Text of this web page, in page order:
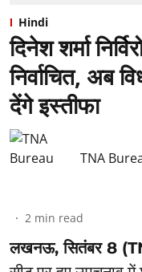
Hindi
दिनेश शर्मा
निर्वाचित, अब
देंगे इस्तीफा
TNA
2 min read
लखनऊ, सितंबर 8